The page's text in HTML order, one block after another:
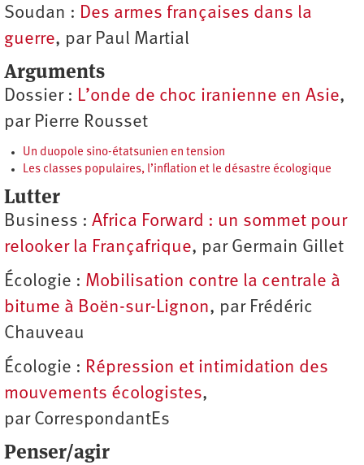
Soudan : Des armes françaises dans la
guerre, par Paul Martial
Arguments
Dossier : L’onde de choc iranienne en Asie,
par Pierre Rousset
Un duopole sino-étatsunien en tension
Les classes populaires, l’inflation et le désastre écologique
Lutter
Business : Africa Forward : un sommet pour
relooker la Françafrique, par Germain Gillet
Écologie : Mobilisation contre la centrale à
bitume à Boën-sur-Lignon, par Frédéric
Chauveau
Écologie : Répression et intimidation des
mouvements écologistes,
par CorrespondantEs
Penser/agir